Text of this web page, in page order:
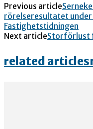
Previous article
rörelseresultatet
Fastighetstidningen
Next articleStorförlust
related articles